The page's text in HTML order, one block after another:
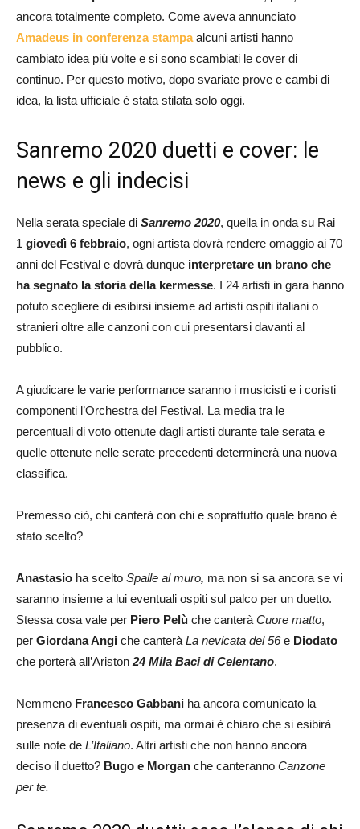
ancora totalmente completo. Come aveva annunciato
Amadeus in conferenza stampaalcuni artisti hanno
cambiato idea più volte e si sono scambiati le cover di
continuo. Per questo motivo, dopo svariate prove e cambi di
idea, la lista ufficiale è stata stilata solo oggi.
Sanremo 2020 duetti e cover: le
news e gli indecisi
Nella serata speciale di Sanremo 2020, quella in onda su Rai
1 giovedì 6 febbraio, ogni artista dovrà rendere omaggio ai 70
anni del Festival e dovrà dunque interpretare un brano che
ha segnato la storia della kermesse. I 24 artisti in gara hanno
potuto scegliere di esibirsi insieme ad artisti ospiti italiani o
stranieri oltre alle canzoni con cui presentarsi davanti al
pubblico.
A giudicare le varie performance saranno i musicisti e i coristi
componenti l’Orchestra del Festival. La media tra le
percentuali di voto ottenute dagli artisti durante tale serata e
quelle ottenute nelle serate precedenti determinerà una nuova
classifica.
Premesso ciò, chi canterà con chi e soprattutto quale brano è
stato scelto?
Anastasio ha scelto Spalle al muro, ma non si sa ancora se vi
saranno insieme a lui eventuali ospiti sul palco per un duetto.
Stessa cosa vale per Piero Pelù che canterà Cuore matto,
per Giordana Angi che canterà La nevicata del 56e Diodato
che porterà all’Ariston 24 Mila Baci di Celentano.
Nemmeno Francesco Gabbani ha ancora comunicato la
presenza di eventuali ospiti, ma ormai è chiaro che si esibirà
sulle note de L’Italiano. Altri artisti che non hanno ancora
deciso il duetto? Bugo e Morgan che canteranno Canzone
per te.